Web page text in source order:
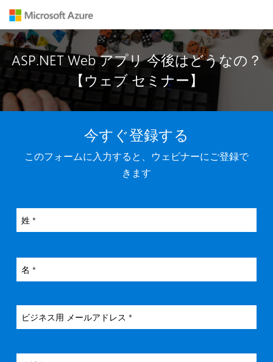
ASP.NET Web アプリ 今後はどうなの？
【ウェブ セミナー】
今すぐ登録する
このフォームに入力すると、ウェビナーにご登録で
きます